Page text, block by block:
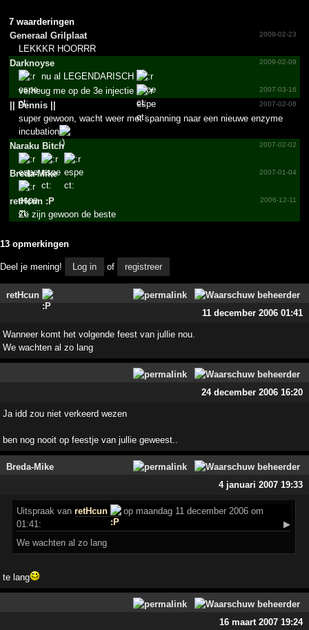
7 waarderingen
Generaal Grilplaat
2009-02-23
LEKKKR HOORRR
Darknoyse
2009-02-09
nu al LEGENDARISCH
2007-03-16
verheug me op de 3e injectie
|| Dennis ||
2007-02-08
super gewoon, wacht weer met spanning naar een nieuwe enzyme
incubation
Naraku Bitch
2007-02-02
Breda-Mike 2007-01-04
retHcun :P 2006-12-11
Ze zijn gewoon de beste
13 opmerkingen
Deel je mening! Log in of registreer
retHcun
11 december 2006 01:41
Wanneer komt het volgende feest van jullie nou.
We wachten al zo lang
24 december 2006 16:20
Ja idd zou niet verkeerd wezen
ben nog nooit op feestje van jullie geweest..
Breda-Mike
4 januari 2007 19:33
Uitspraak vanretHcun
op maandag 11 december 2006 om
01:41:
▶
We wachten al zo lang
te lang
16 maart 2007 19:24